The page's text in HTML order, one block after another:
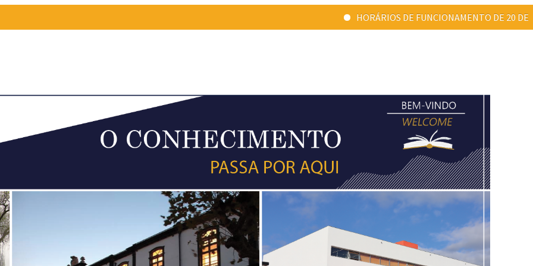
HORÁRIOS DE FUNCIONAMENTO DE 20 DE